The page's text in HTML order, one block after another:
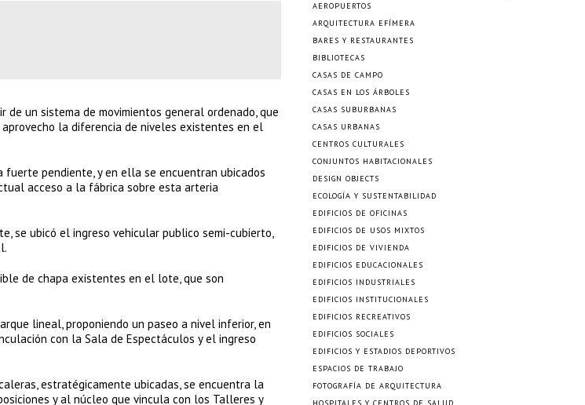
un sistema de movimientos general ordenado, que
la diferencia de niveles existentes en el
pendiente, y en ella se encuentran ubicados
acceso a la fábrica sobre esta arteria
se ubicó el ingreso vehicular publico semi-cubierto,
de chapa existentes en el lote, que son
lineal, proponiendo un paseo a nivel inferior, en
con la Sala de Espectáculos y el ingreso
estratégicamente ubicadas, se encuentra la
y al núcleo que vincula con los Talleres y
AEROPUERTOS
ARQUITECTURA EFÍMERA
BARES Y RESTAURANTES
BIBLIOTECAS
CASAS DE CAMPO
CASAS EN LOS ÁRBOLES
CASAS SUBURBANAS
CASAS URBANAS
CENTROS CULTURALES
CONJUNTOS HABITACIONALES
DESIGN OBJECTS
ECOLOGÍA Y SUSTENTABILIDAD
EDIFICIOS DE OFICINAS
EDIFICIOS DE USOS MIXTOS
EDIFICIOS DE VIVIENDA
EDIFICIOS EDUCACIONALES
EDIFICIOS INDUSTRIALES
EDIFICIOS INSTITUCIONALES
EDIFICIOS RECREATIVOS
EDIFICIOS SOCIALES
EDIFICIOS Y ESTADIOS DEPORTIVOS
ESPACIOS DE TRABAJO
FOTOGRAFÍA DE ARQUITECTURA